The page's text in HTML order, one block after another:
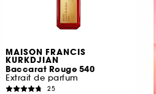
MAISON FRANCIS
KURKDJIAN
Baccarat Rouge 540
Extrait de parfum
25